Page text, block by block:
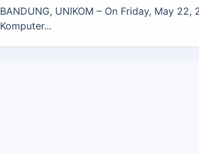
BANDUNG, UNIKOM – On Friday, May 22,
Komputer...